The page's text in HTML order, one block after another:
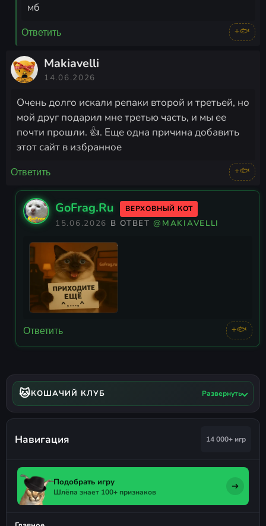
мб
Ответить +🐟
Makiavelli
14.06.2026
Очень долго искали репаки второй и третьей, но
мой друг подарил мне третью часть, и мы ее
почти прошли. 👍. Еще одна причина добавить
этот сайт в избранное
Ответить +🐟
GoFrag.Ru ВЕРХОВНЫЙ КОТ
15.06.2026 В ОТВЕТ@MAKIAVELLI
Ответить +🐟
🐱КОШАЧИЙ КЛУБ Развернуть
Навигация 14 000+ игр
Подобрать игру
Шлёпа знает 100+ признаков